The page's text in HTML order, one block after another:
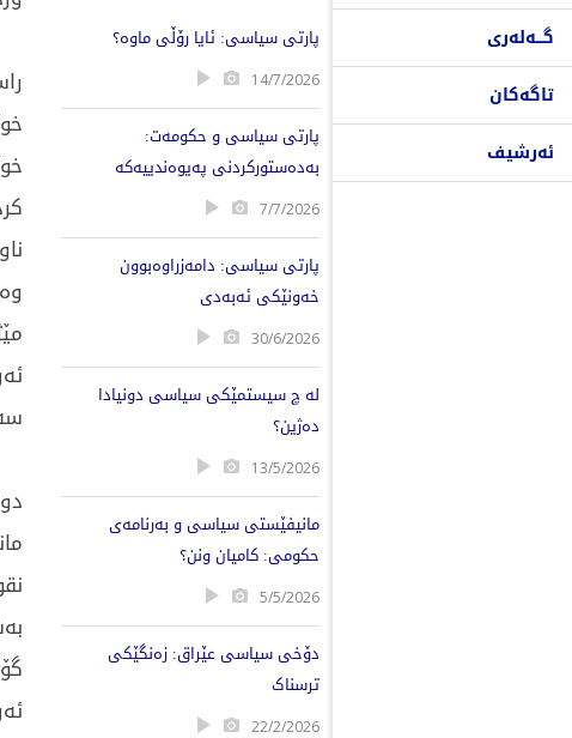
گـــەلەری
تاگەکان
ئەرشیف
پارتی سیاسی: ئایا رۆڵی ماوە؟
14/7/2026
پارتی سیاسی و حکومەت:
بەدەستورکردنی پەیوەندییەکە
7/7/2026
پارتی سیاسی: دامەزراوەبوون
خەونێکی ئەبەدی
30/6/2026
لە چ سیستمێکی سیاسی دونیادا
دەژین؟
13/5/2026
مانیفێستی سیاسی و بەرنامەی
حکومی: کامیان ونن؟
5/5/2026
دۆخی سیاسی عێراق: زەنگێکی
ترسناک
22/2/2026